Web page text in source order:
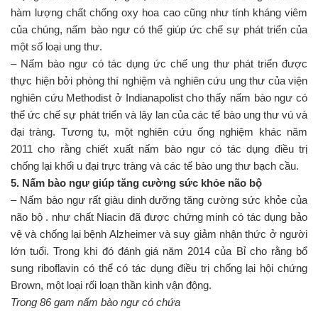
hàm lượng chất chống oxy hoa cao cũng như tính kháng viêm
của chúng, nấm bào ngư có thể giúp ức chế sự phát triển của
một số loại ung thư.
– Nấm bào ngư có tác dụng ức chế ung thư phát triển được
thực hiện bởi phòng thí nghiệm và nghiên cứu ung thư của viện
nghiên cứu Methodist ở Indianapolist cho thấy nấm bào ngư có
thể ức chế sự phát triển và lây lan của các tế bào ung thư vú và
đại tràng. Tương tụ, một nghiên cứu ống nghiệm khác năm
2011 cho rằng chiết xuất nấm bào ngư có tác dụng điều trị
chống lại khối u đại trực tràng và các tế bào ung thư bạch cầu.
5. Nấm bào ngư giúp tăng cường sức khỏe não bộ
– Nấm bào ngư rất giàu dinh dưỡng tăng cường sức khỏe của
não bộ . như chất Niacin đã được chứng minh có tác dụng bảo
vệ và chống lại bệnh Alzheimer và suy giảm nhận thức ở người
lớn tuổi. Trong khi đó đánh giá năm 2014 của Bỉ cho rằng bổ
sung riboflavin có thể có tác dụng điều trị chống lại hội chứng
Brown, một loại rối loạn thần kinh vận động.
Trong 86 gam nấm bào ngư có chứa